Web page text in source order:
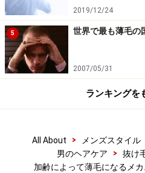
子どもにストレス？と思われ
でもストレスがあるように子
ているもの。近ごろは、学習
るなど、休息の場がないこと
ひとつでしょう。ストレスは
を引き起こし、髪の成長に悪
び回るのがイチバン。体を活
髪の発育にもつながるのです
2019/12/24
5 世界で最も薄毛の
2007/05/31
ランキングを
All About > メンズスタイル
男のヘアケア
> 抜け
加齢によって薄毛になるメ